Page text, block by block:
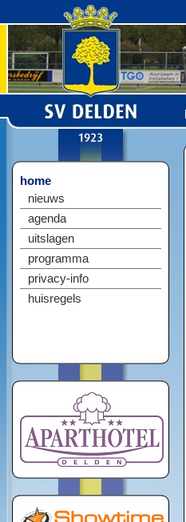
home
nieuws
agenda
uitslagen
programma
privacy-info
huisregels